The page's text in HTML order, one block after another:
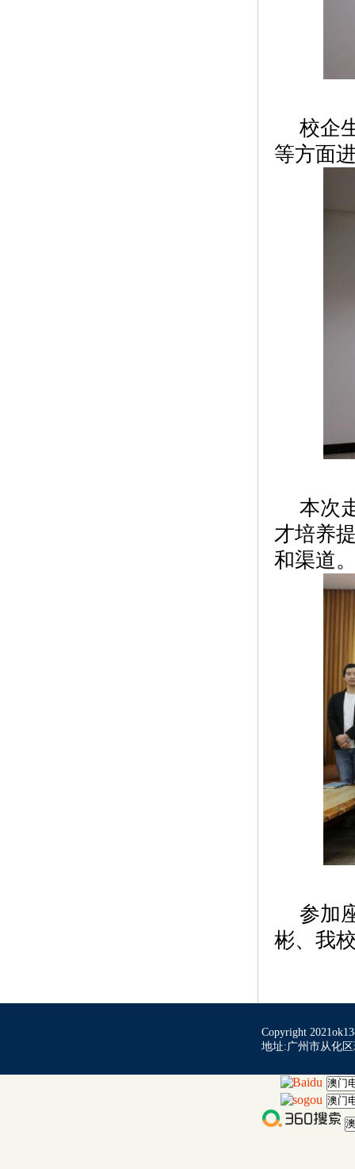
校企
等方面
本次
才培养
和渠道
参加
彬、我
Copyright
地址:广州市从化区